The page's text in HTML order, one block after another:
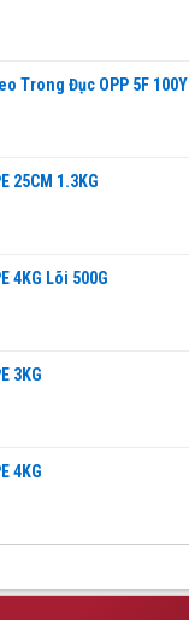
Trong Đục OPP 5F 100Y
25CM 1.3KG
4KG Lõi 500G
3KG
4KG